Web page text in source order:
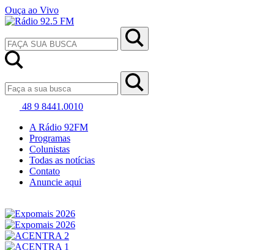
Ouça ao Vivo
48 9 8441.0010
A Rádio 92FM
Programas
Colunistas
Todas as notícias
Contato
Anuncie aqui